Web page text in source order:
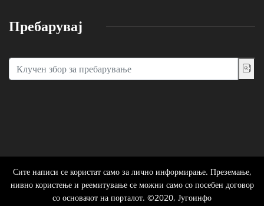
Пребарувај
Сите написи се користат само за лично информирање. Преземање,
нивно користење и реемитување се можни само со посебен договор
со основачот на порталот. ©2020, Југоинфо